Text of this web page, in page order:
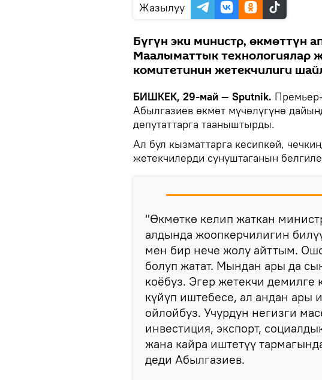
Жазылуу
Бүгүн эки министр, өкмөттүн
Маалыматтык технологиялар
комитетинин жетекчилиги
БИШКЕК, 29-май — Sputnik.
Абылгазиев өкмөт мүчөлүгүнө
депутаттарга тааныштырды.
Ал бул кызматтарга кесипкөй,
жетекчилерди сунуштаганын
"Өкмөткө келип жаткан
алдында жоопкерчилигин
мен бир нече жолу айттым.
болуп жатат. Мындан ары да
коёбуз. Эгер жетекчи демилге
күйүп иштебесе, ал андан ары
ойлойбуз. Учурдун негизги
инвестиция, экспорт,
жана кайра иштетүү
деди Абылгазиев.